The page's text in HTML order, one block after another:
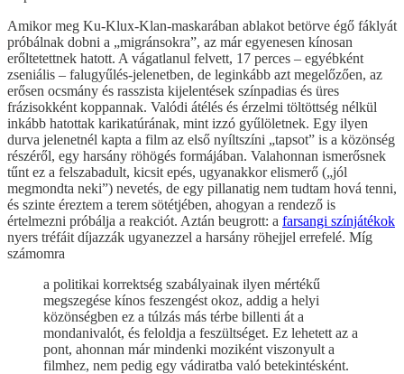
Amikor meg Ku-Klux-Klan-maskarában ablakot betörve égő fáklyát
próbálnak dobni a „migránsokra”, az már egyenesen kínosan
erőltetettnek hatott. A vágatlanul felvett, 17 perces – egyébként
zseniális – falugyűlés-jelenetben, de leginkább azt megelőzően, az
erősen ocsmány és rasszista kijelentések színpadias és üres
frázisokként koppannak. Valódi átélés és érzelmi töltöttség nélkül
inkább hatottak karikatúrának, mint izzó gyűlöletnek. Egy ilyen
durva jelenetnél kapta a film az első nyíltszíni „tapsot” is a közönség
részéről, egy harsány röhögés formájában. Valahonnan ismerősnek
tűnt ez a felszabadult, kicsit epés, ugyanakkor elismerő („jól
megmondta neki”) nevetés, de egy pillanatig nem tudtam hová tenni,
és szinte éreztem a terem sötétjében, ahogyan a rendező is
értelmezni próbálja a reakciót. Aztán beugrott: a farsangi színjátékok
nyers tréfáit díjazzák ugyanezzel a harsány röhejjel errefelé. Míg
számomra
a politikai korrektség szabályainak ilyen mértékű
megszegése kínos feszengést okoz, addig a helyi
közönségben ez a túlzás más térbe billenti át a
mondanivalót, és feloldja a feszültséget. Ez lehetett az a
pont, ahonnan már mindenki moziként viszonyult a
filmhez, nem pedig egy vádiratba való betekintésként.